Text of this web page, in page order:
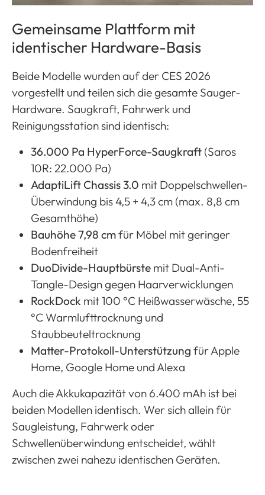
Gemeinsame Plattform mit
identischer Hardware-Basis
Beide Modelle wurden auf der CES 2026
vorgestellt und teilen sich die gesamte Sauger-
Hardware. Saugkraft, Fahrwerk und
Reinigungsstation sind identisch:
36.000 Pa HyperForce-Saugkraft (Saros
10R: 22.000 Pa)
AdaptiLift Chassis 3.0 mit Doppelschwellen-
Überwindung bis 4,5 + 4,3 cm (max. 8,8 cm
Gesamthöhe)
Bauhöhe 7,98 cmfür Möbel mit geringer
Bodenfreiheit
DuoDivide-Hauptbürste mit Dual-Anti-
Tangle-Design gegen Haarverwicklungen
RockDock mit 100 °C Heißwasserwäsche, 55
°C Warmlufttrocknung und
Staubbeuteltrocknung
Matter-Protokoll-Unterstützung für Apple
Home, Google Home und Alexa
Auch die Akkukapazität von 6.400 mAh ist bei
beiden Modellen identisch. Wer sich allein für
Saugleistung, Fahrwerk oder
Schwellenüberwindung entscheidet, wählt
zwischen zwei nahezu identischen Geräten.